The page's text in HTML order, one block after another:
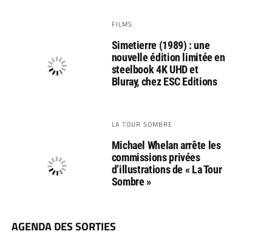
FILMS
Simetierre (1989) : une
nouvelle édition limitée en
steelbook 4K UHD et
Bluray, chez ESC Editions
LA TOUR SOMBRE
Michael Whelan arrête les
commissions privées
d’illustrations de « La Tour
Sombre »
AGENDA DES SORTIES